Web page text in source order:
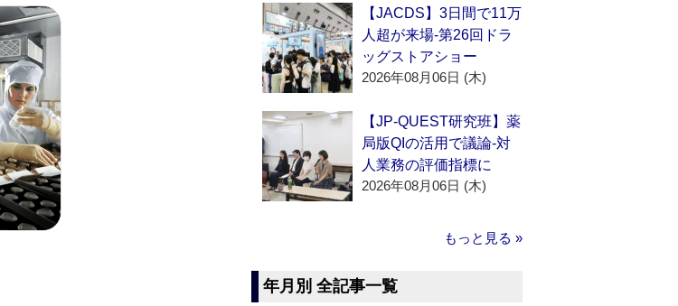
【JACDS】3日間で11万
人超が来場‐第26回ドラ
ッグストアショー
2026年08月06日 (木)
【JP-QUEST研究班】薬
局版QIの活用で議論‐対
人業務の評価指標に
2026年08月06日 (木)
もっと見る »
年月別 全記事一覧